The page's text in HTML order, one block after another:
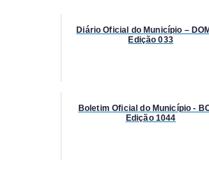
Diário Oficial do Município –
Edição 033
Boletim Oficial do Município -
Edição 1044